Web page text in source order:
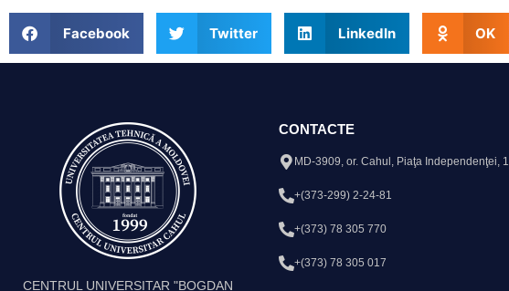
Facebook Twitter LinkedIn OK
CENTRUL UNIVERSITAR "BOGDAN
CONTACTE
MD-3909, or. Cahul, Piaţa Independenţei, 1
+(373-299) 2-24-81
+(373) 78 305 770
+(373) 78 305 017